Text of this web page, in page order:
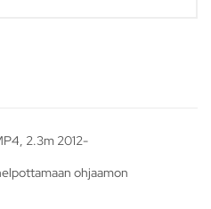
2.3m 2012-
ohjaamon